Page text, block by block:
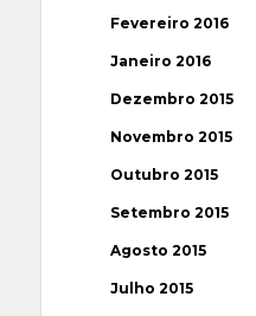
Fevereiro 2016
Janeiro 2016
Dezembro 2015
Novembro 2015
Outubro 2015
Setembro 2015
Agosto 2015
Julho 2015